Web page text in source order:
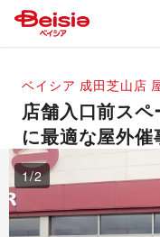
ベイシア 成田芝山店
店舗入口前ス
に最適な屋外
1/2